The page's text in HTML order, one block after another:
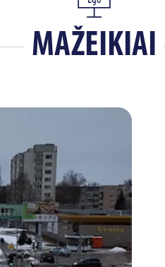
MAŽEIKIAI